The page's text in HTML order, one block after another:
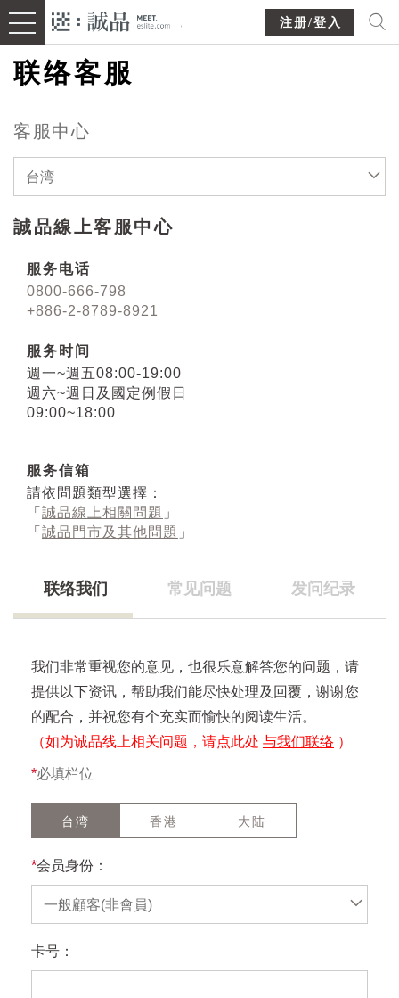
注册/登入
联络客服
客服中心
台湾
誠品線上客服中心
服务电话
0800-666-798
+886-2-8789-8921
服务时间
週一~週五08:00-19:00
週六~週日及國定例假日
09:00~18:00
服务信箱
請依問題類型選擇：
「 誠品線上相關問題 」
「 誠品門市及其他問題 」
联络我们 常见问题 发问纪录
我们非常重视您的意见，也很乐意解答您的问题，请
提供以下资讯，帮助我们能尽快处理及回覆，谢谢您
的配合，并祝您有个充实而愉快的阅读生活。
（如为诚品线上相关问题，请点此处 与我们联络 ）
*必填栏位
台湾 香港 大陆
*会员身份：
一般顧客(非會員)
卡号：